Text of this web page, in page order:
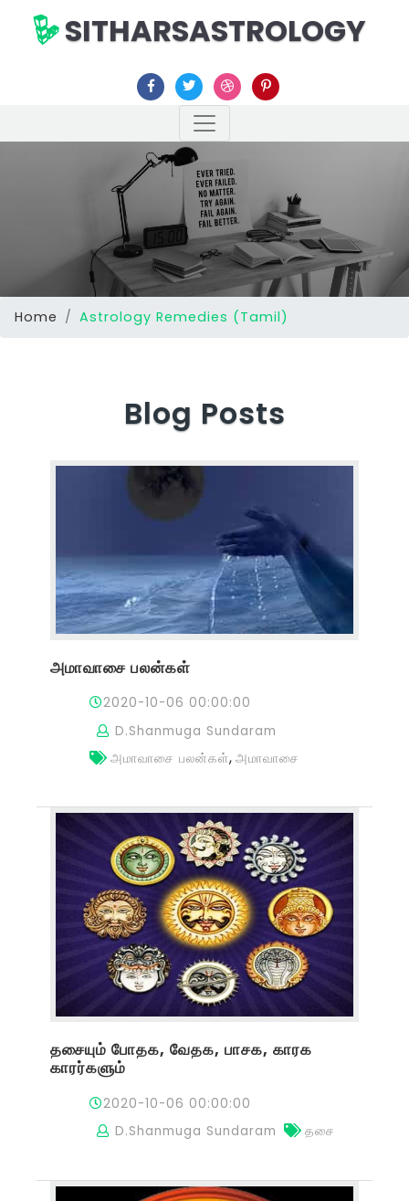
SITHARSASTROLOGY
Home Astrology Remedies (Tamil)
Blog Posts
அமாவாசை பலன்கள்
2020-10-06 00:00:00
D.Shanmuga Sundaram
அமாவாசை பலன்கள்,அமாவாசை
தசையும் போதக, வேதக, பாசக, காரக
காரர்களும்
2020-10-06 00:00:00
D.Shanmuga Sundaram
தசை